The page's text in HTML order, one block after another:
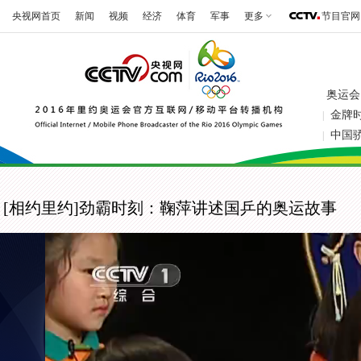
央视网首页 新闻 视频 经济 体育 军事 更多 节目官网
奥运会
金牌
中国
[相约里约]劲霸时刻：鞠萍讲述国乒的奥运故事